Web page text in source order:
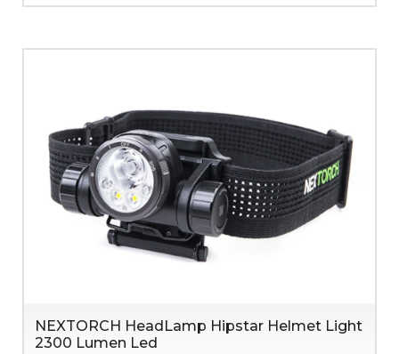
NEXTORCH HeadLamp Hipstar Helmet Light
2300 Lumen Led